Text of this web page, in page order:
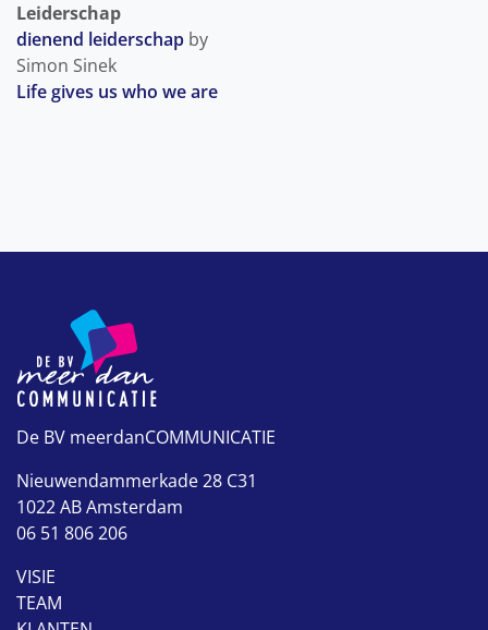
Leiderschap
dienend leiderschap by
Simon Sinek
Life gives us who we are
De BV meerdanCOMMUNICATIE
Nieuwendammerkade 28 C31
1022 AB Amsterdam
06 51 806 206
VISIE
TEAM